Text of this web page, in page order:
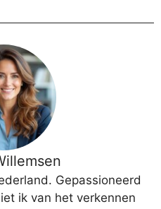
Gepassioneerd
ik van het verkennen